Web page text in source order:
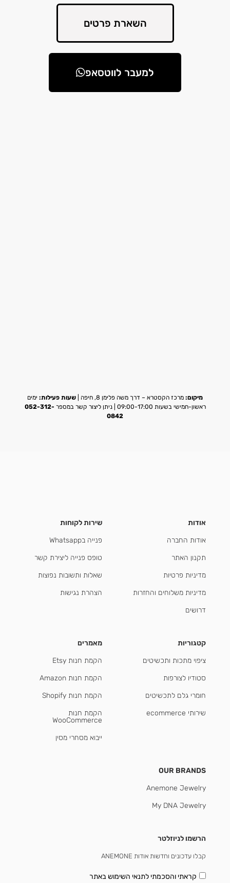
השארת פרטים
למעבר לווטסאפ
מיקום: מרכז הקסטרא – דרך משה פלימן 8, חיפה | שעות פעילות: ימים
ראשון-חמישי בשעות 09:00-17:00 | ניתן ליצור קשר במספר
052-312-
0842
אודות
אודות החברה
תקנון האתר
מדיניות פרטיות
מדיניות משלוחים והחזרות
דרושים
שירות לקוחות
פנייה בWhatsapp
טופס פנייה ליצירת קשר
שאלות ותשובות נפוצות
הצהרת נגישות
קטגוריות
ציפוי מתכות ותכשיטים
סטודיו לצורפות
חומרי גלם לתכשיטים
שירותי ecommerce
מאמרים
הקמת חנות Etsy
הקמת חנות Amazon
הקמת חנות Shopify
הקמת חנות
WooCommerce
ייבוא מסחרי מסין
OUR BRANDS
Anemone Jewelry
My DNA Jewelry
הרשמו לניוזלטר
קבלו עדכונים וחדשות אודות ANEMONE
קראתי והסכמתילתנאי השימוש באתר